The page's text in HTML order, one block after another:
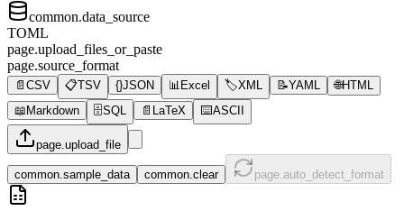
common.data_source
TOML
page.upload_files_or_paste
page.source_format
📄 CSV 📋TSV {}JSON 📊 Excel 🏷️XML 📝YAML 🌐HTML
📖 Markdown 🗄️SQL 📄 LaTeX ⌨️ASCII
page.upload_file
common.sample_data common.clear page.auto_detect_format